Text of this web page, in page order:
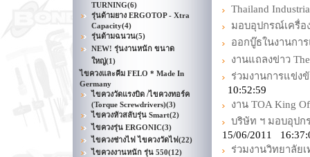
TURNING(6)
รุ่นด้ามยาง ERGOTOP - Xtra
Capacity(4)
รุ่นด้ามฉนวน(5)
NEW! รุ่นงานหนัก ขนาด
ใหญ่(1)
ไขควงและคีม FELO * Made In
Germany
ไขควงวัดแรงบิด /ไขควงทอร์ค
(Torque Screwdrivers)(3)
ไขควงหัวสลับรุ่น Smart(2)
ไขควงรุ่น ERGONIC(3)
ไขควงช่างไฟ ไขควงวัดไฟ(22)
ไขควงงานหนัก รุ่น 550(12)
Thailand
มอบอุปกรณ์เครื่อ
ออกบู๊ธในงานกา
งานแถลงข่าว
ร่วมงานการแข่ง
10:52:59
งาน TOA King
บริษัท ฯ มอบอุปก
15/06/2011
ร่วมงานวิทยาลัย